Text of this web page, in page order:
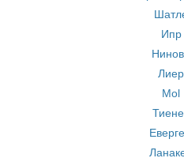
Ипр
Лиер
Mol